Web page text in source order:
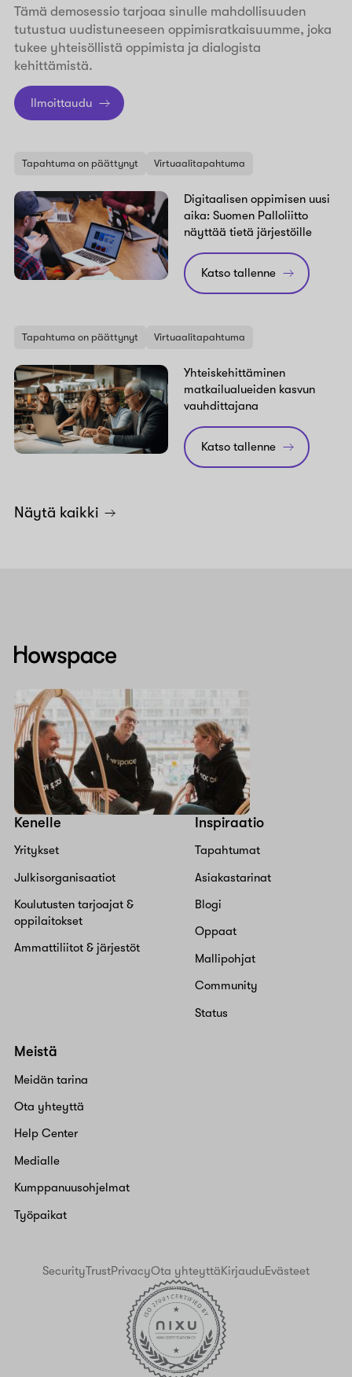
Tämä demosessio tarjoaa sinulle mahdollisuuden
tutustua uudistuneeseen oppimisratkaisuumme, joka
tukee yhteisöllistä oppimista ja dialogista
kehittämistä.
Ilmoittaudu
Tapahtuma on päättynyt Virtuaalitapahtuma
Digitaalisen oppimisen uusi
aika: Suomen Palloliitto
näyttää tietä järjestöille
Katso tallenne
Tapahtuma on päättynyt Virtuaalitapahtuma
Yhteiskehittäminen
matkailualueiden kasvun
vauhdittajana
Katso tallenne
Näytä kaikki
Howspace
Kenelle
Yritykset
Julkisorganisaatiot
Koulutusten tarjoajat &
oppilaitokset
Ammattiliitot & järjestöt
Inspiraatio
Tapahtumat
Asiakastarinat
Blogi
Oppaat
Mallipohjat
Community
Status
Meistä
Meidän tarina
Ota yhteyttä
Help Center
Medialle
Kumppanuusohjelmat
Työpaikat
SecurityTrustPrivacyOta yhteyttäKirjauduEvästeet